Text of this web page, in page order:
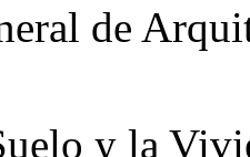
de
y la